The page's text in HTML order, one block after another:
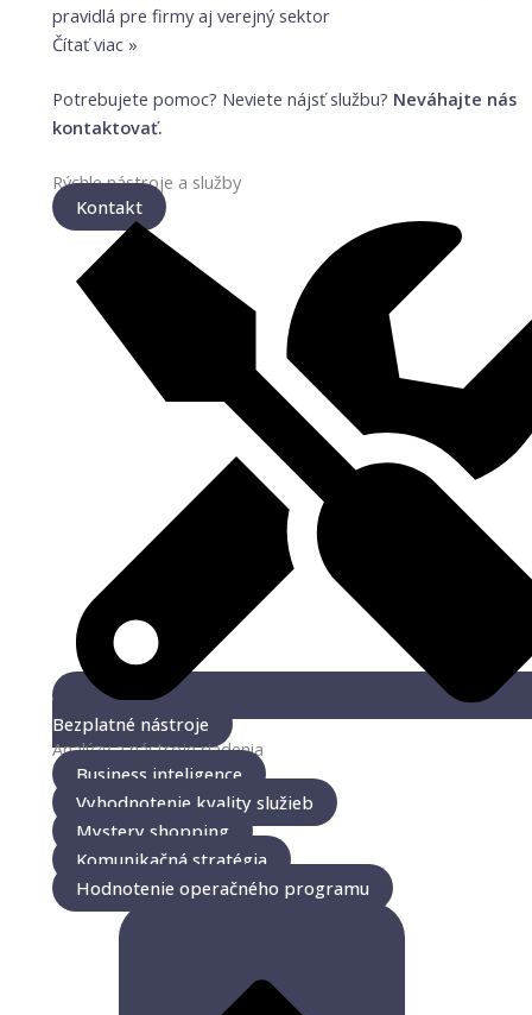
pravidlá pre firmy aj verejný sektor
Čítať viac »
Potrebujete pomoc? Neviete nájsť službu? Neváhajte nás
kontaktovať.
Rýchle nástroje a služby
Kontakt
Bezplatné nástroje
Analýzy a nástroje riadenia
Business inteligence
Vyhodnotenie kvality služieb
Mystery shopping
Komunikačná stratégia
Hodnotenie operačného programu